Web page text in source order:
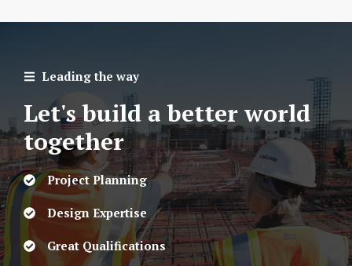
Leading the way
Let's build a better world
together
Project Planning
Design Expertise
Great Qualifications